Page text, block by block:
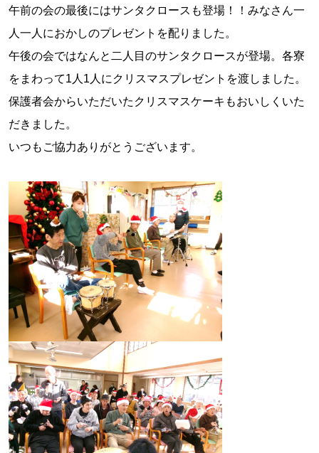
午前の会の最後にはサンタクロースも登場！！ みなさん一
人一人におかしのプレゼントを配りました。
午後の会ではなんと二人目のサンタクロースが登場。各寮
をまわって1人1人にクリスマスプレゼントを渡しました。
保護者会からいただいたクリスマスケーキもおいしくいた
だきました。
いつもご協力ありがとうございます。